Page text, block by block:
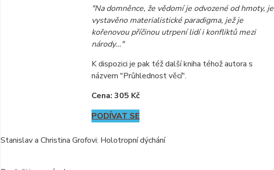
"Na domněnce, že vědomí je odvozené od hmoty, je
vystavěno materialistické paradigma, jež je
kořenovou příčinou utrpení lidí i konfliktů mezi
národy..."
K dispozici je pak též další kniha téhož autora s
názvem "Průhlednost věcí".
Cena: 305 Kč
PODÍVAT SE
Stanislav a Christina Grofovi: Holotropní dýchání